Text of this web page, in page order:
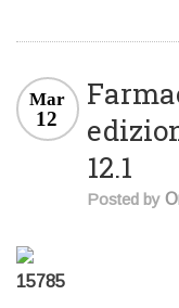
12.1
Mar
12
Posted by
15785